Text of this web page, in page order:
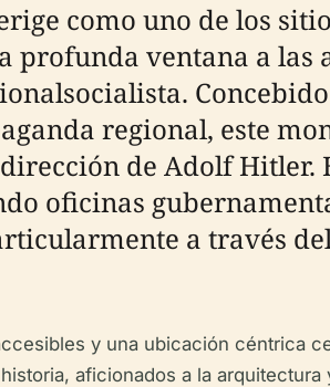
como uno de los
profunda ventana a
regional, este
de Adolf
oficinas
a través
y una ubicación céntrica
aficionados a la